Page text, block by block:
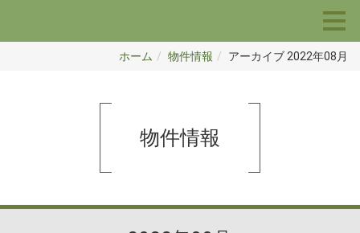
ホーム 物件情報 アーカイブ 2022年08月
物件情報